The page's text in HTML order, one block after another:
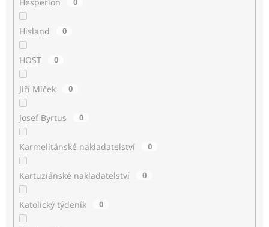
Hisland 0
HOST 0
Jiří Miček 0
Josef Byrtus 0
Karmelitánské nakladatelství 0
Kartuziánské nakladatelství 0
Katolický týdeník 0